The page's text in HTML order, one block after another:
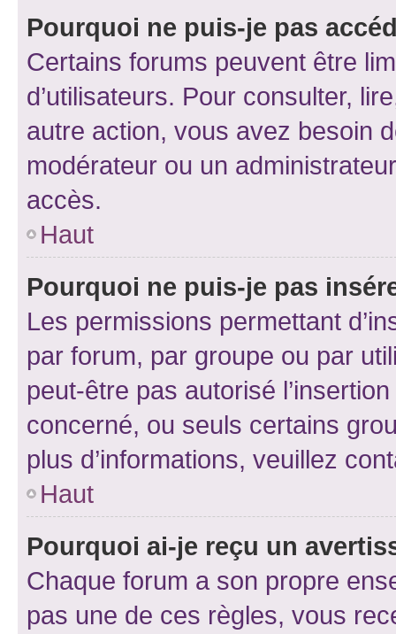
Pourquoi ne puis-je pas
Certains forums peuvent être
d’utilisateurs. Pour consulter,
autre action, vous avez besoin
modérateur ou un
accès.
Haut
Pourquoi ne puis-je pas
Les permissions permettant
par forum, par groupe ou par
peut-être pas autorisé
concerné, ou seuls certains
plus d’informations, veuillez
Haut
Pourquoi ai-je reçu un
Chaque forum a son propre
pas une de ces règles, vous